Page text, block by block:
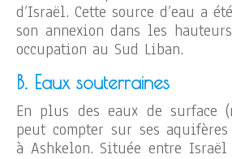
d’Israël. Cette source d’eau a
son annexion dans les
occupation au Sud Liban.
B. Eaux souterraines
En plus des eaux de surface
peut compter sur ses
à Ashkelon. Située entre